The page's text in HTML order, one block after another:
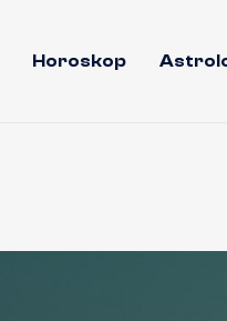
Horoskop